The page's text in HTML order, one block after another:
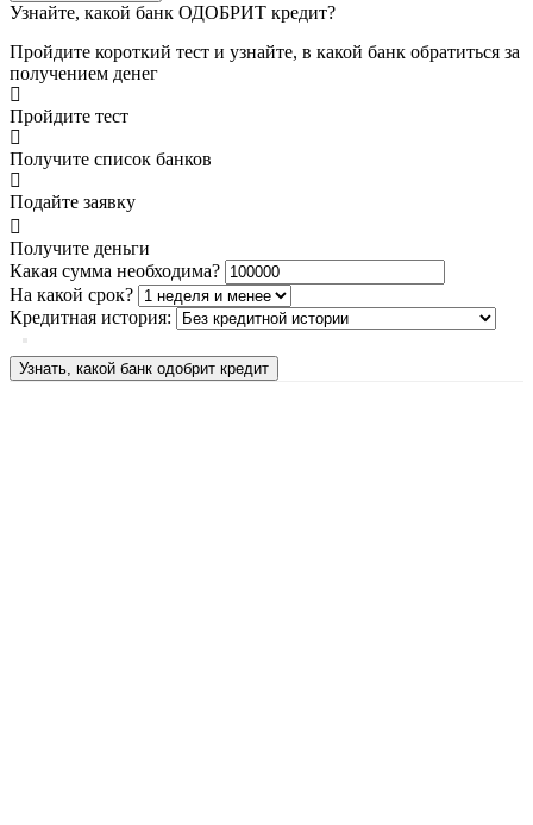
Узнайте, какой банк ОДОБРИТ кредит?
Пройдите короткий тест и узнайте, в какой банк обратиться за
получением денег
Пройдите тест
Получите список банков
Подайте заявку
Получите деньги
Какая сумма необходима?
На какой срок?
Кредитная история:
Узнать, какой банк одобрит кредит